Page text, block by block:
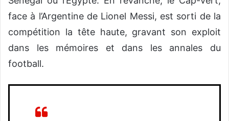
face à l’Argentine de Lionel Messi, est sorti de la
compétition la tête haute, gravant son exploit
dans les mémoires et dans les annales du
football.